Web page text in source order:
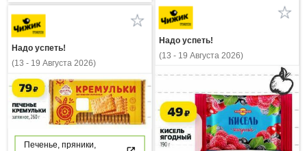
Надо успеть!
(13 - 19 Августа 2026)
Надо успеть!
(13 - 19 Августа 2026)
Печенье, пряники,